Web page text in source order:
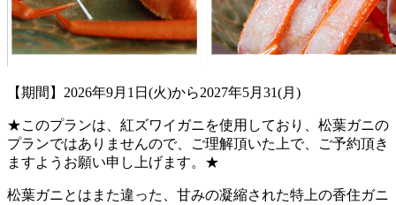
【期間】2026年9月1日(火)から2027年5月31(月)
★このプランは、紅ズワイガニを使用しており、松葉ガニの
プランではありませんので、ご理解頂いた上で、ご予約頂き
ますようお願い申し上げます。★
松葉ガニとはまた違った、甘みの凝縮された特上の香住ガニ